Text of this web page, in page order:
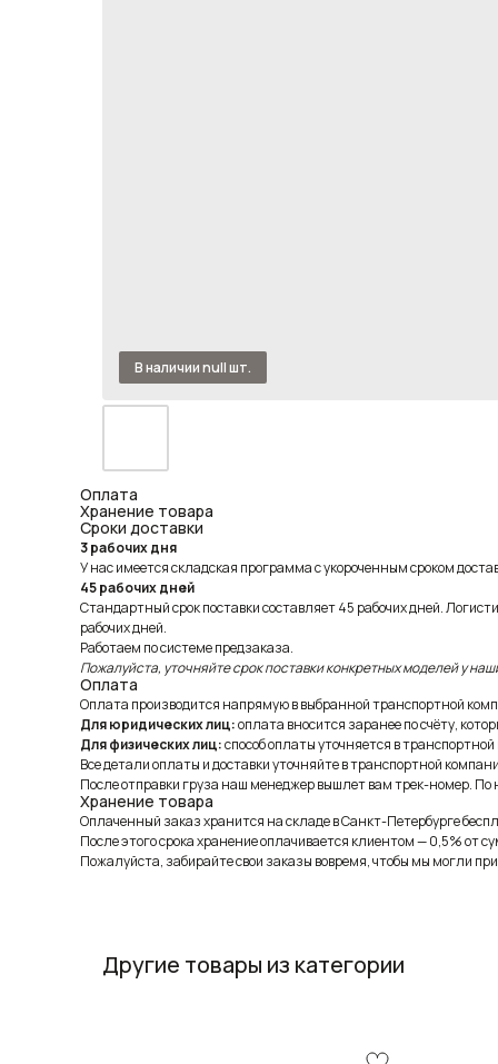
Оплата
Хранение товара
Сроки доставки
3 рабочих дня
У нас имеется складская программа с укороченным сроком
45 рабочих дней
Стандартный срок поставки составляет 45 рабочих дней.
рабочих дней.
Работаем по системе предзаказа.
Пожалуйста, уточняйте срок поставки конкретных моделей у
Оплата
Оплата производится напрямую в выбранной транспортной
Для юридических лиц:оплата вносится заранее по счёту,
Для физических лиц:способ оплаты уточняется в
Все детали оплаты и доставки уточняйте в транспортной
После отправки груза наш менеджер вышлет вам трек-номер. По
Хранение товара
Оплаченный заказ хранится на складе в Санкт-Петербурге
После этого срока хранение оплачивается клиентом — 0,5% от
Пожалуйста, забирайте свои заказы вовремя, чтобы мы могли
Другие товары из категории